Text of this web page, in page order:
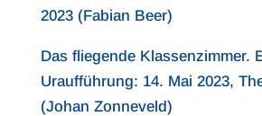
2023 (Fabian Beer)
Das fliegende Klassenzimmer.
Uraufführung: 14. Mai 2023,
(Johan Zonneveld)